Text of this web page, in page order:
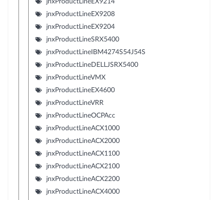
jnxProductLineEX9208
jnxProductLineEX9204
jnxProductLineSRX5400
jnxProductLineIBM4274S54J54S
jnxProductLineDELLJSRX5400
jnxProductLineVMX
jnxProductLineEX4600
jnxProductLineVRR
jnxProductLineOCPAcc
jnxProductLineACX1000
jnxProductLineACX2000
jnxProductLineACX1100
jnxProductLineACX2100
jnxProductLineACX2200
jnxProductLineACX4000